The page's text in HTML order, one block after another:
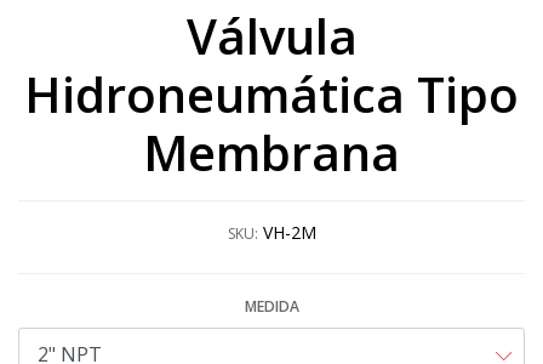
Válvula
Hidroneumática Tipo
Membrana
SKU: VH-2M
MEDIDA